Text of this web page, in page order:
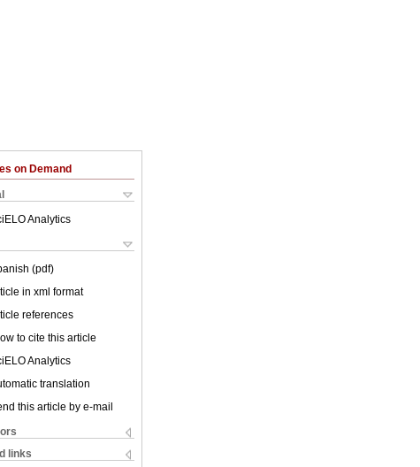
on Demand
Analytics
(pdf)
in xml format
references
to cite this article
Analytics
translation
this article by e-mail
links